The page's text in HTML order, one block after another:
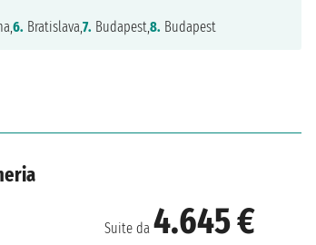
6. Bratislava,7. Budapest,8. Budapest
Suite da4.645 €